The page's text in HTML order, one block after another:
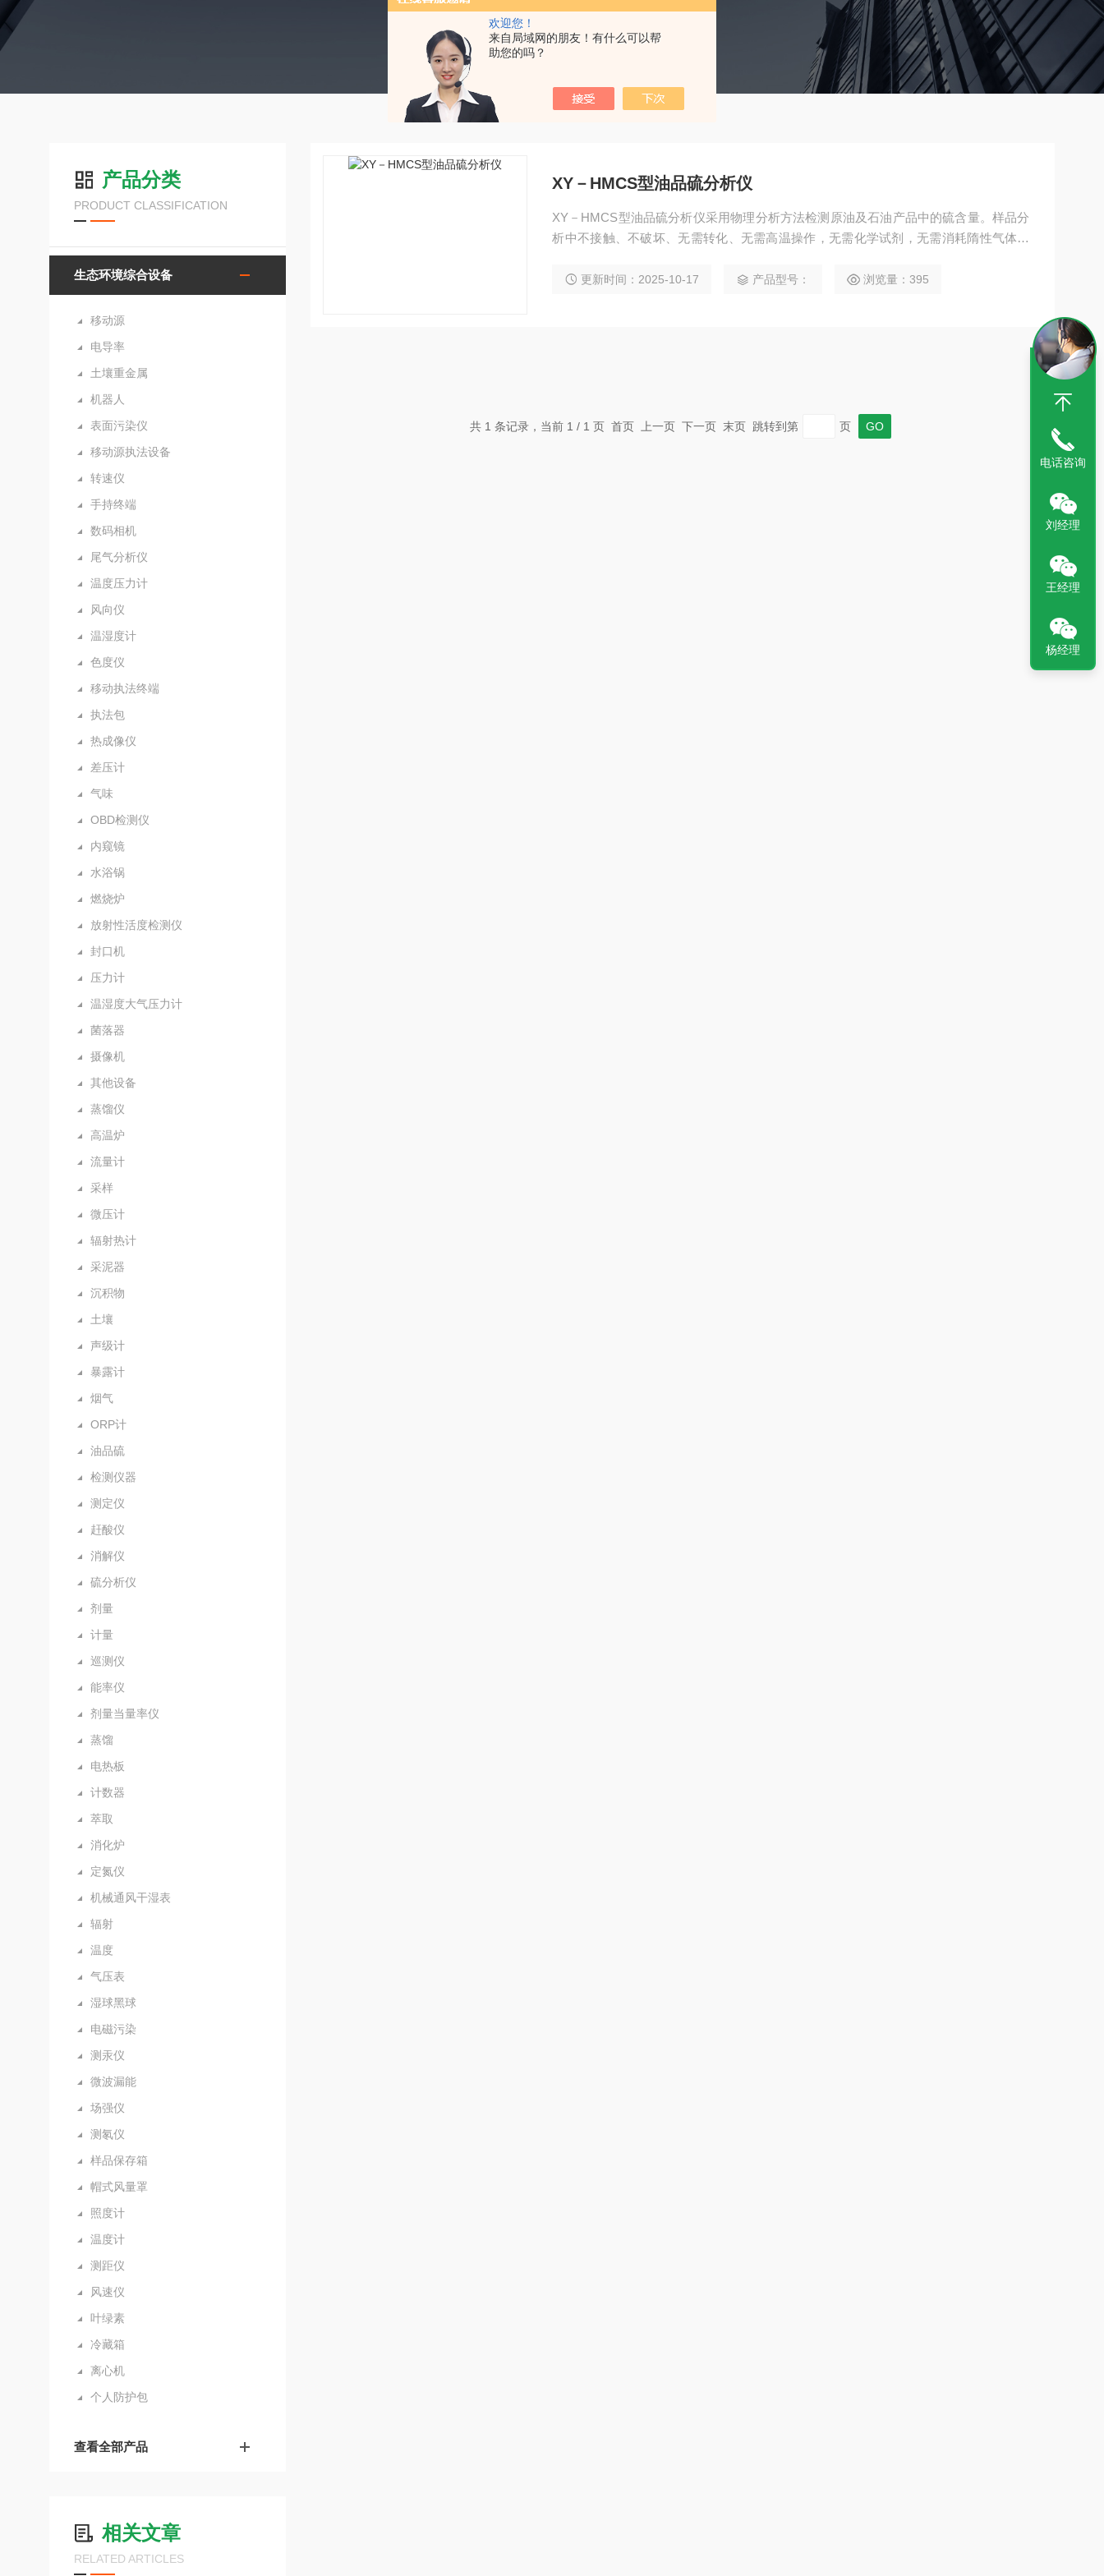
欢迎您！
来自局域网的朋友！有什么可以帮
助您的吗？
产品分类
PRODUCT CLASSIFICATION
生态环境综合设备
移动源
电导率
土壤重金属
机器人
表面污染仪
移动源执法设备
转速仪
手持终端
数码相机
尾气分析仪
温度压力计
风向仪
温湿度计
色度仪
移动执法终端
执法包
热成像仪
差压计
气味
OBD检测仪
内窥镜
水浴锅
燃烧炉
放射性活度检测仪
封口机
压力计
温湿度大气压力计
菌落器
摄像机
其他设备
蒸馏仪
高温炉
流量计
采样
微压计
辐射热计
采泥器
沉积物
土壤
声级计
暴露计
烟气
ORP计
油品硫
检测仪器
测定仪
赶酸仪
消解仪
硫分析仪
剂量
计量
巡测仪
能率仪
剂量当量率仪
蒸馏
电热板
计数器
萃取
消化炉
定氮仪
机械通风干湿表
辐射
温度
气压表
湿球黑球
电磁污染
测汞仪
微波漏能
场强仪
测氡仪
样品保存箱
帽式风量罩
照度计
温度计
测距仪
风速仪
叶绿素
冷藏箱
离心机
个人防护包
查看全部产品
相关文章
RELATED ARTICLES
XY－HMCS型油品硫分析仪
XY－HMCS型油品硫分析仪采用物理分析方法检测原油及石油产品中的硫含量。样品分
析中不接触、不破坏、无需转化、无需高温操作，无需化学试剂，无需消耗隋性气体。
更新时间：2025-10-17 产品型号： 浏览量：395
共 1 条记录，当前 1 / 1 页 首页 上一页 下一页 末页 跳转到第 页
电话咨询
刘经理
王经理
杨经理